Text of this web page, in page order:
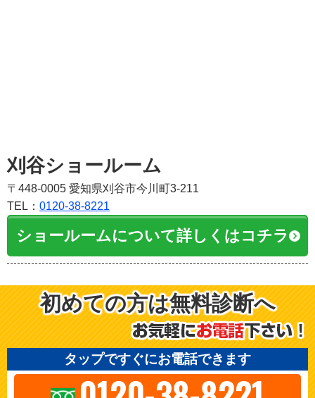
刈谷ショールーム
〒448-0005 愛知県刈谷市今川町3-211
TEL： 0120-38-8221
ショールームについて詳しくはコチラ
初めての方は無料診断へ
タップですぐにお電話できます